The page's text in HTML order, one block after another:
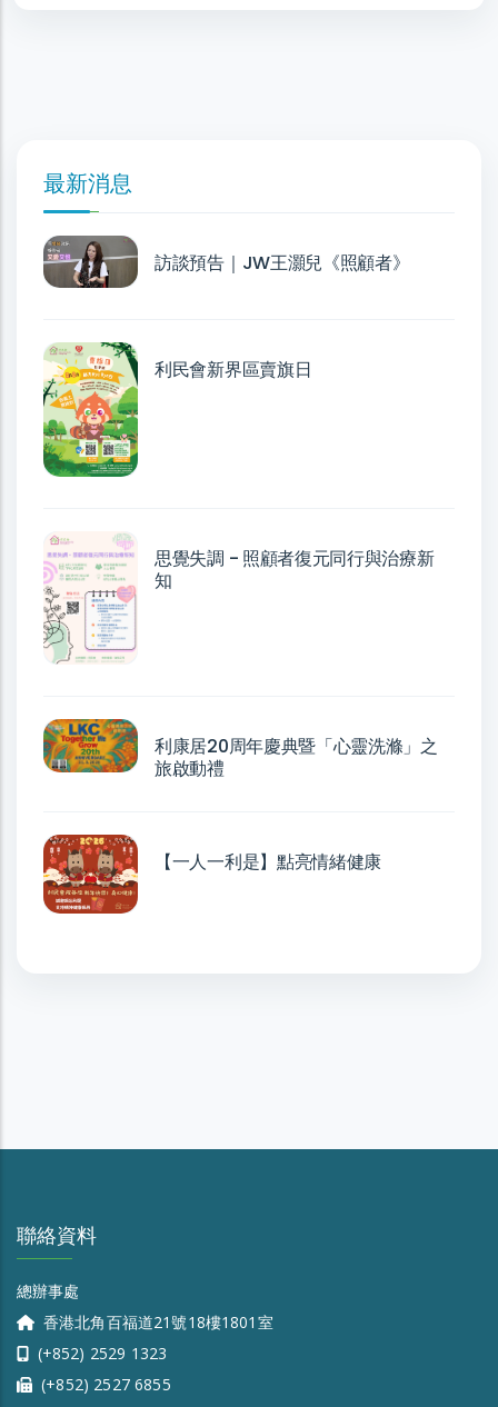
最新消息
訪談預告｜JW王灝兒《照顧者》
利民會新界區賣旗日
思覺失調 - 照顧者復元同行與治療新
知
利康居20周年慶典暨「心靈洗滌」之
旅啟動禮
【一人一利是】點亮情緒健康
聯絡資料
總辦事處
香港北角百福道21號18樓1801室
(+852) 2529 1323
(+852) 2527 6855